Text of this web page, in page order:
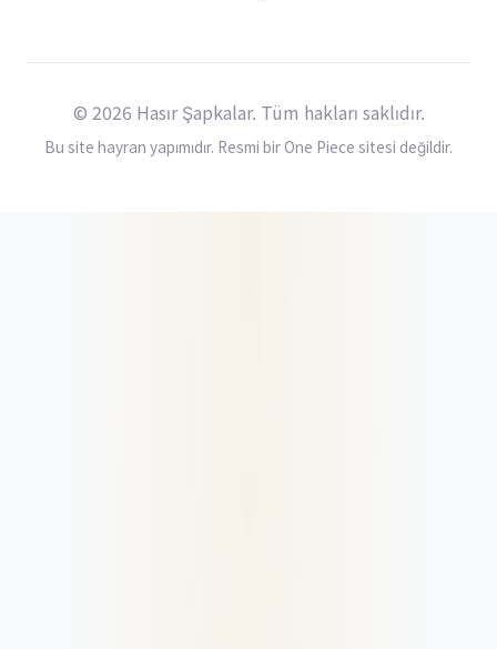
© 2026 Hasır Şapkalar. Tüm hakları saklıdır.
Bu site hayran yapımıdır. Resmi bir One Piece sitesi değildir.